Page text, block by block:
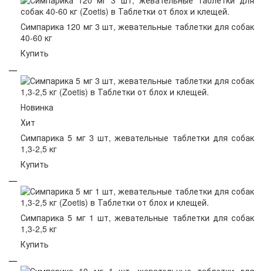
Симпарика 120 мг 3 шт, жевательные таблетки для собак
40-60 кг
Купить
Новинка
Хит
Симпарика 5 мг 3 шт, жевательные таблетки для собак
1,3-2,5 кг
Купить
Симпарика 5 мг 1 шт, жевательные таблетки для собак
1,3-2,5 кг
Купить